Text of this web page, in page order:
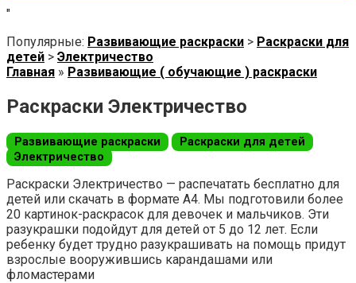
"
Популярные: Развивающие раскраски > Раскраски для
детей > Электричество
Главная » Развивающие ( обучающие ) раскраски
Раскраски Электричество
Развивающие раскраски
Раскраски для детей
Электричество
Раскраски Электричество — распечатать бесплатно для
детей или скачать в формате А4. Мы подготовили более
20 картинок-раскрасок для девочек и мальчиков. Эти
разукрашки подойдут для детей от 5 до 12 лет. Если
ребенку будет трудно разукрашивать на помощь придут
взрослые вооружившись карандашами или
фломастерами